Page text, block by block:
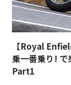
【Royal
乗一番乗り!
Part1